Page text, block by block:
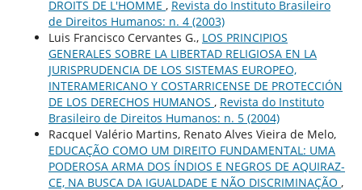
DROITS DE L'HOMME , Revista do Instituto Brasileiro
de Direitos Humanos: n. 4 (2003)
Luis Francisco Cervantes G., LOS PRINCIPIOS
GENERALES SOBRE LA LIBERTAD RELIGIOSA EN LA
JURISPRUDENCIA DE LOS SISTEMAS EUROPEO,
INTERAMERICANO Y COSTARRICENSE DE PROTECCIÓN
DE LOS DERECHOS HUMANOS , Revista do Instituto
Brasileiro de Direitos Humanos: n. 5 (2004)
Racquel Valério Martins, Renato Alves Vieira de Melo,
EDUCAÇÃO COMO UM DIREITO FUNDAMENTAL: UMA
PODEROSA ARMA DOS ÍNDIOS E NEGROS DE AQUIRAZ-
CE, NA BUSCA DA IGUALDADE E NÃO DISCRIMINAÇÃO ,